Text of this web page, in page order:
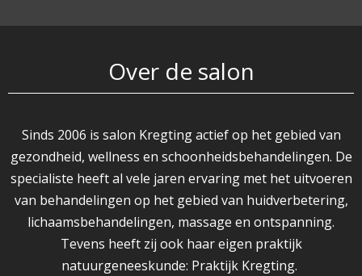
Over de salon
Sinds 2006 is salon Kregting actief op het gebied van
gezondheid, wellness en schoonheidsbehandelingen. De
specialiste heeft al vele jaren ervaring met het uitvoeren
van behandelingen op het gebied van huidverbetering,
lichaamsbehandelingen, massage en ontspanning.
Tevens heeft zij ook haar eigen praktijk
natuurgeneeskunde: Praktijk Kregting.